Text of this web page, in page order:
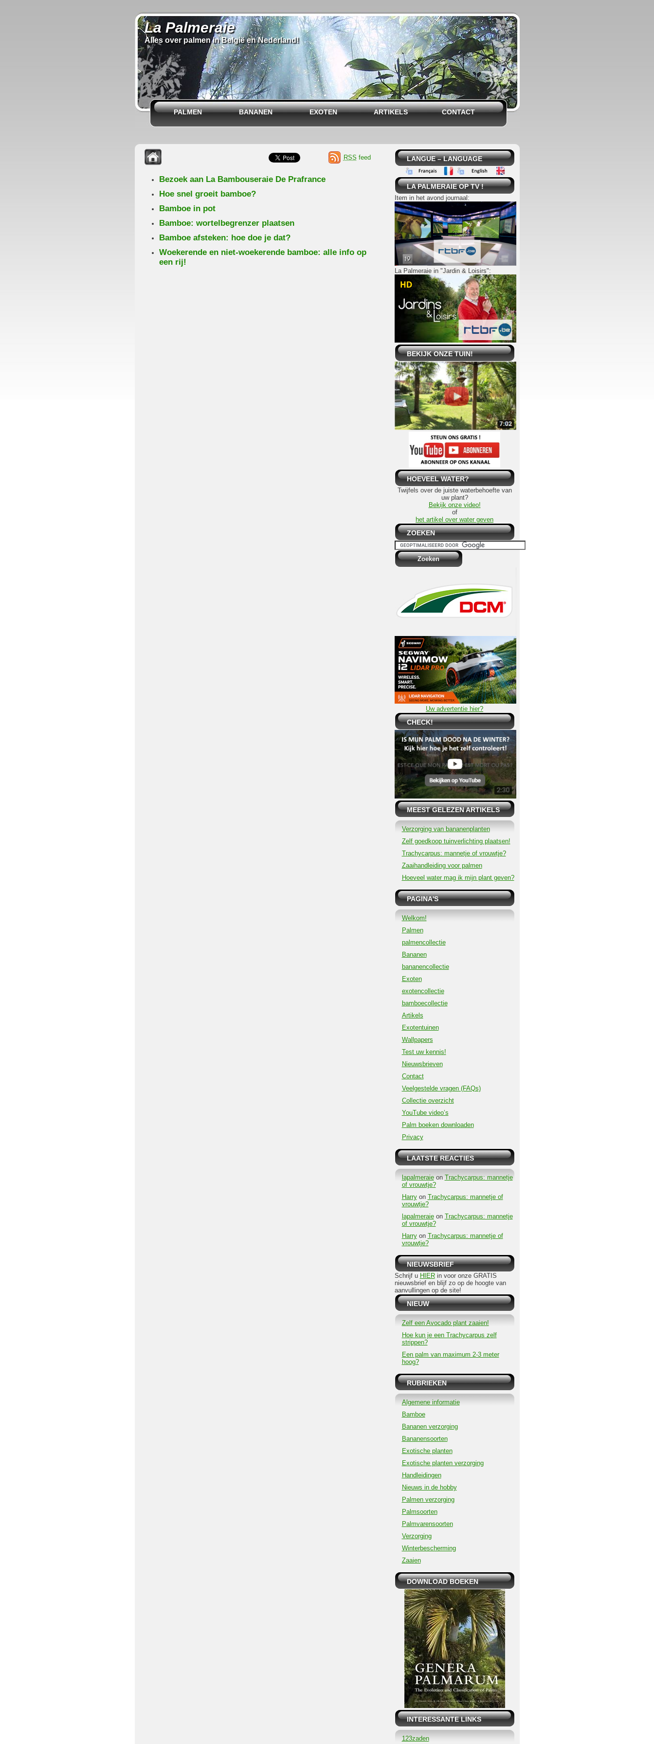
La Palmeraie
Alles over palmen in België en Nederland!
PALMEN BANANEN EXOTEN ARTIKELS CONTACT
LANGUE – LANGUAGE
LA PALMERAIE OP TV !
Item in het avond journaal:
La Palmeraie in "Jardin & Loisirs":
BEKIJK ONZE TUIN!
HOEVEEL WATER?
Twijfels over de juiste waterbehoefte van
uw plant?
Bekijk onze video!
of
het artikel over water geven
ZOEKEN
Uw advertentie hier?
CHECK!
MEEST GELEZEN ARTIKELS
Verzorging van bananenplanten
Zelf goedkoop tuinverlichting plaatsen!
Trachycarpus: mannetje of vrouwtje?
Zaaihandleiding voor palmen
Hoeveel water mag ik mijn plant geven?
PAGINA'S
Welkom!
Palmen
palmencollectie
Bananen
bananencollectie
Exoten
exotencollectie
bamboecollectie
Artikels
Exotentuinen
Wallpapers
Test uw kennis!
Nieuwsbrieven
Contact
Veelgestelde vragen (FAQs)
Collectie overzicht
YouTube video’s
Palm boeken downloaden
Privacy
LAATSTE REACTIES
lapalmeraieon Trachycarpus: mannetje
of vrouwtje?
Harryon Trachycarpus: mannetje of
vrouwtje?
lapalmeraieon Trachycarpus: mannetje
of vrouwtje?
Harryon Trachycarpus: mannetje of
vrouwtje?
NIEUWSBRIEF
Schrijf u HIERin voor onze GRATIS
nieuwsbrief en blijf zo op de hoogte van
aanvullingen op de site!
NIEUW
Zelf een Avocado plant zaaien!
Hoe kun je een Trachycarpus zelf
strippen?
Een palm van maximum 2-3 meter
hoog?
RUBRIEKEN
Algemene informatie
Bamboe
Bananen verzorging
Bananensoorten
Exotische planten
Exotische planten verzorging
Handleidingen
Nieuws in de hobby
Palmen verzorging
Palmsoorten
Palmvarensoorten
Verzorging
Winterbescherming
Zaaien
DOWNLOAD BOEKEN
INTERESSANTE LINKS
123zaden
RSS feed
Bezoek aan La Bambouseraie De Prafrance
Hoe snel groeit bamboe?
Bamboe in pot
Bamboe: wortelbegrenzer plaatsen
Bamboe afsteken: hoe doe je dat?
Woekerende en niet-woekerende bamboe: alle info op
een rij!